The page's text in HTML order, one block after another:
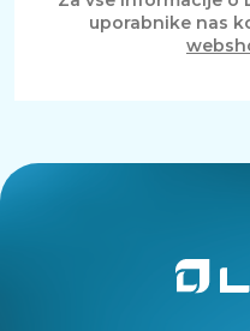
uporabnike nas